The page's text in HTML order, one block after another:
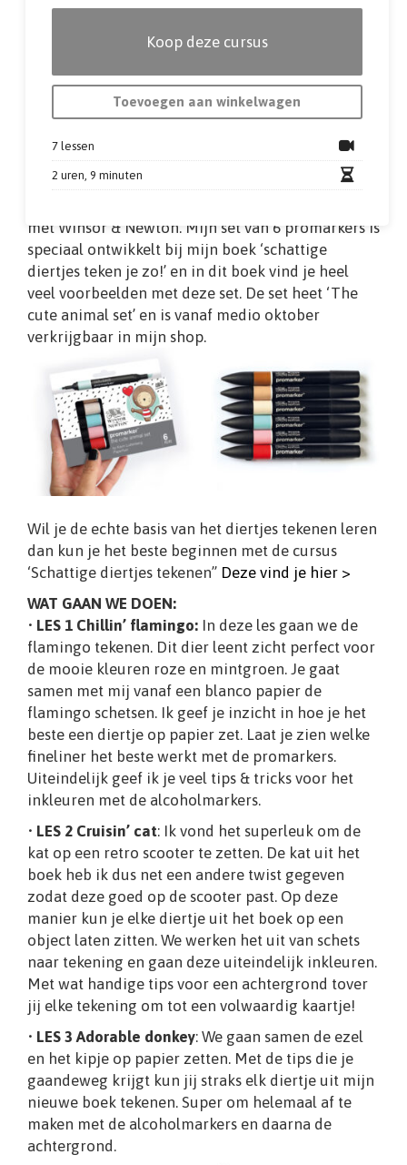
Koop deze cursus
Toevoegen aan winkelwagen
7 lessen
2 uren, 9 minuten
eindresultaat komt.
We gaan werken met mijn eigen set promarkers. Je
met Winsor & Newton. Mijn set van 6 promarkers is
speciaal ontwikkelt bij mijn boek ‘schattige
diertjes teken je zo!’ en in dit boek vind je heel
veel voorbeelden met deze set. De set heet ‘The
cute animal set’ en is vanaf medio oktober
verkrijgbaar in mijn shop.
Wil je de echte basis van het diertjes tekenen leren
dan kun je het beste beginnen met de cursus
‘Schattige diertjes tekenen” Deze vind je hier >
WAT GAAN WE DOEN:
• LES 1 Chillin’ flamingo: In deze les gaan we de
flamingo tekenen. Dit dier leent zicht perfect voor
de mooie kleuren roze en mintgroen. Je gaat
samen met mij vanaf een blanco papier de
flamingo schetsen. Ik geef je inzicht in hoe je het
beste een diertje op papier zet. Laat je zien welke
fineliner het beste werkt met de promarkers.
Uiteindelijk geef ik je veel tips & tricks voor het
inkleuren met de alcoholmarkers.
• LES 2 Cruisin’ cat: Ik vond het superleuk om de
kat op een retro scooter te zetten. De kat uit het
boek heb ik dus net een andere twist gegeven
zodat deze goed op de scooter past. Op deze
manier kun je elke diertje uit het boek op een
object laten zitten. We werken het uit van schets
naar tekening en gaan deze uiteindelijk inkleuren.
Met wat handige tips voor een achtergrond tover
jij elke tekening om tot een volwaardig kaartje!
• LES 3 Adorable donkey: We gaan samen de ezel
en het kipje op papier zetten. Met de tips die je
gaandeweg krijgt kun jij straks elk diertje uit mijn
nieuwe boek tekenen. Super om helemaal af te
maken met de alcoholmarkers en daarna de
achtergrond.